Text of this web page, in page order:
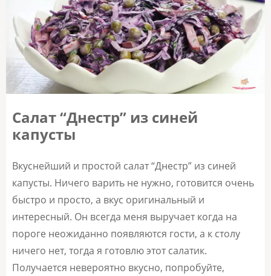
Салат “Днестр” из синей
капусты
Вкуснейший и простой салат “Днестр” из синей
капусты. Ничего варить не нужно, готовится очень
быстро и просто, а вкус оригинальный и
интересный. Он всегда меня выручает когда на
пороге неожиданно появляются гости, а к столу
ничего нет, тогда я готовлю этот салатик.
Получается невероятно вкусно, попробуйте,